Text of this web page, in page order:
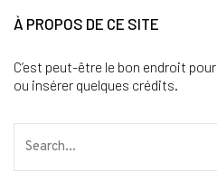
À PROPOS DE CE SITE
C’est peut-être le bon endroit
ou insérer quelques crédits.